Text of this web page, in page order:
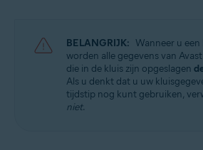
BELANGRIJK: Wanneer u
worden alle gegevens van
die in de kluis zijn opgeslagen
Als u denkt dat u uw
tijdstip nog kunt gebruiken,
niet.